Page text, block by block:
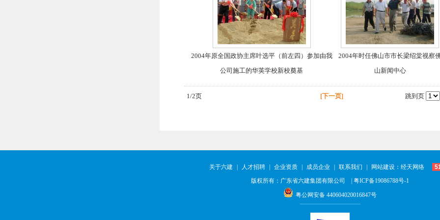
2004年原全国政协主席叶选平（前左四）参加由我
公司施工的华英学校新校奠基
2004年时任佛山市市长梁绍棠视察
山新闻中心
1/2页 [下一页] 跳到页
关于六建 人才招聘 企业资质 成员企业 联系我们 网站建设：经天网络
版权所有：广东省六建集团有限公司 | 粤ICP备19086788号-1
粤公网安备 440604020016847号